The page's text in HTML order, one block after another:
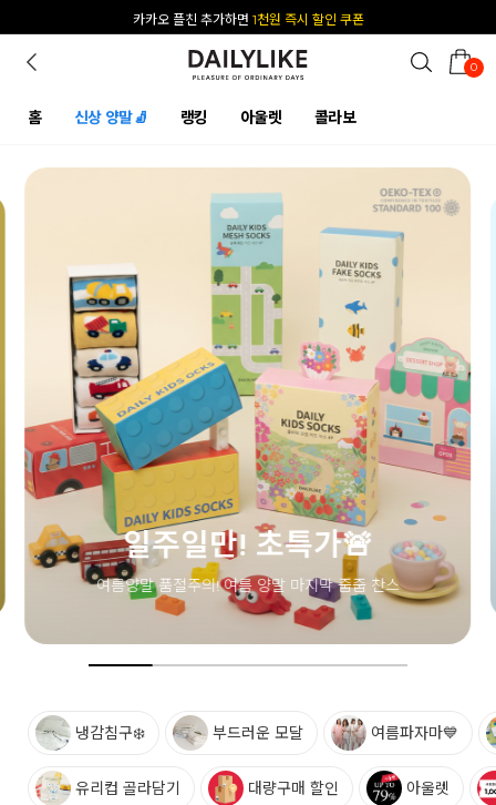
카카오 플친 추가하면 1천원 즉시 할인 쿠폰
0
홈 신상 양말🧦 랭킹 아울렛 콜라보
냉감침구❄️ 부드러운 모달 여름파자마💙
유리컵 골라담기 대량구매 할인 아울렛